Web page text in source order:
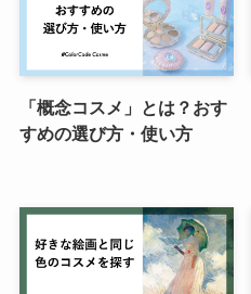
「概念コスメ」とは？おす
すめの選び方・使い方